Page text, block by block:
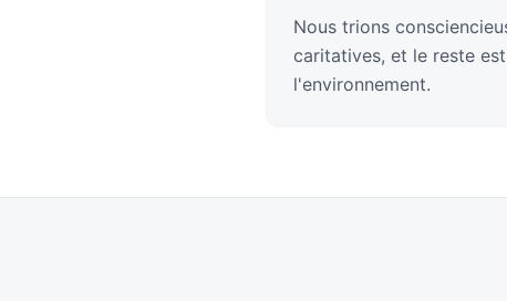
Nous trions
caritatives, et le reste
l'environnement.